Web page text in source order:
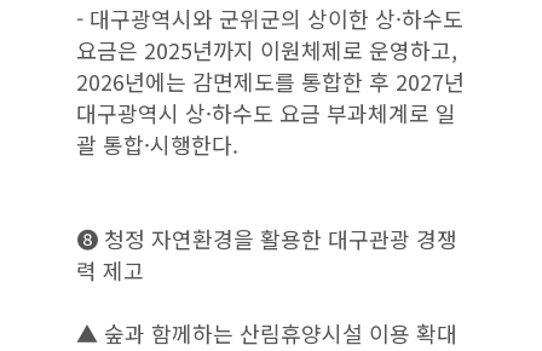
- 대구광역시와 군위군의 상이한 상·하수도
요금은 2025년까지 이원체제로 운영하고,
2026년에는 감면제도를 통합한 후 2027년
대구광역시 상·하수도 요금 부과체계로 일
괄 통합·시행한다.
❽ 청정 자연환경을 활용한 대구관광 경쟁
력 제고
▲ 숲과 함께하는 산림휴양시설 이용 확대